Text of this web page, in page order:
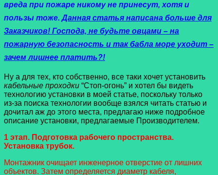
вреда при пожаре никому не принесут, хотя и
пользы тоже.Данная статья написана больше для
Заказчиков! Господа, не будьте овцами – на
пожарную безопасность и так бабла море уходит –
зачем лишнее платить?!
Ну а для тех, кто собственно, все таки хочет установить
кабельные проходки “Стоп-огонь” и хотел бы видеть
технологию установки в моей статье, поскольку только
из-за поиска технологии вообще взялся читать статью и
дочитал аж до этого места, предлагаю ниже подробное
описание установки, предлагаемые Производителем.
1 этап. Подготовка рабочего пространства.
Установка трубок.
Монтажник очищает инженерное отверстие от лишних
объектов. Затем определяется диаметр кабеля,